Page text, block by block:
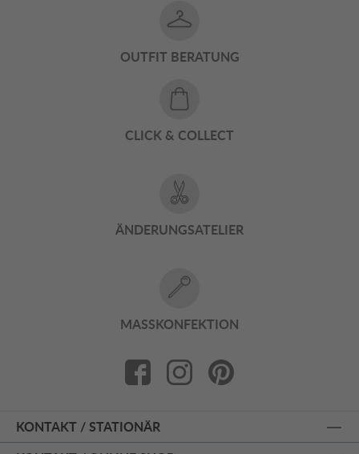
OUTFIT BERATUNG
CLICK & COLLECT
ÄNDERUNGSATELIER
MASSKONFEKTION
KONTAKT / STATIONÄR